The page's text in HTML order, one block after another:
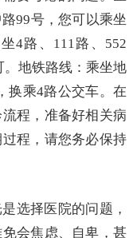
99号，您可以乘坐
4路、111路、552
地铁路线：乘坐地
换乘4路公交车。在
程，准备好相关病
程，请您务必保持
选择医院的问题，
会焦虑、自卑，甚